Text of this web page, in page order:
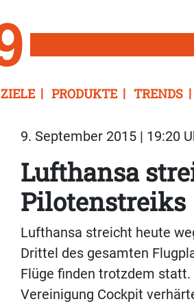
ZIELE PRODUKTE TRENDS
9. September 2015 | 19:20
Lufthansa
Pilotenstreiks
Lufthansa streicht heute
Drittel des gesamten
Flüge finden trotzdem
Vereinigung Cockpit